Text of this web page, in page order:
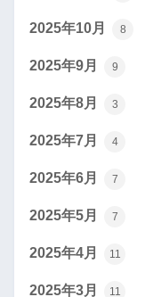
2025年10月 8
2025年9月 9
2025年8月 3
2025年7月 4
2025年6月 7
2025年5月 7
2025年4月 11
2025年3月 11